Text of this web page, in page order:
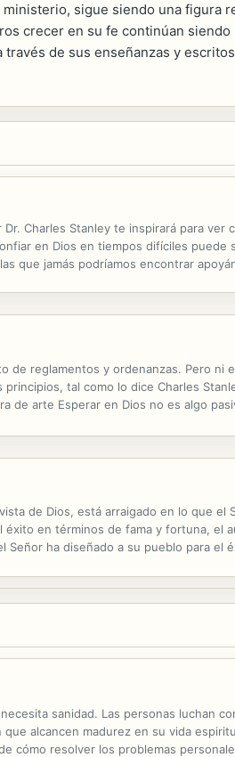
sigue siendo una figura
crecer en su fe continúan
de sus enseñanzas y
Charles Stanley te inspirará para
en Dios en tiempos difíciles
que jamás podríamos encontrar
de reglamentos y ordenanzas. Pero ni
tal como lo dice Charles
de arte Esperar en Dios no es algo
de Dios, está arraigado en lo que el
en términos de fama y fortuna, el
Señor ha diseñado a su pueblo para
sanidad. Las personas luchan
alcancen madurez en su vida
cómo resolver los problemas